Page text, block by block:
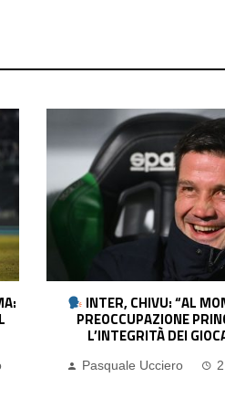
JUVENTUS, SPALLETTI:
AVER RETTO L’URTO.
DOLORE. BUONI SEGNALI DA
Pasquale Ucciero